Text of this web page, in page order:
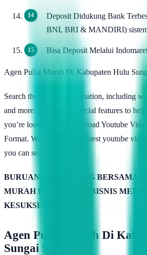
Deposit Didukung Bank
BNI, BRI & MANDIRI)
Bisa Deposit Melalui
Agen Pulsa Murah Di Kabupaten Hulu
Search the world’s information, including
and more. . has many special features to
you’re looking for..Download Youtube
Format. WapSpot is the fastest youtube
you can search alot .
BURUAN BERGABUNG BERSAMA
MURAH KAMIMITRA BISNIS
KESUKSESAN
Agen Pulsa Murah Di
Sungai Selatan